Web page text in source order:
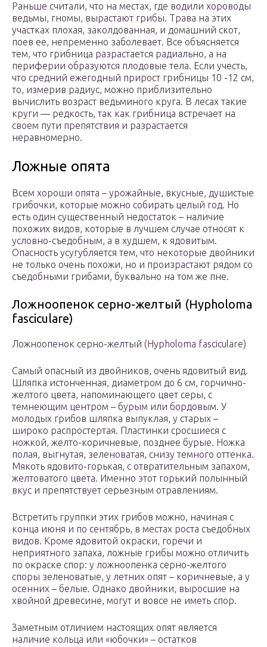
Раньше считали, что на местах, где водили хороводы
ведьмы, гномы, вырастают грибы. Трава на этих
участках плохая, заколдованная, и домашний скот,
поев ее, непременно заболевает. Все объясняется
тем, что грибница разрастается радиально, а на
периферии образуются плодовые тела. Если учесть,
что средний ежегодный прирост грибницы 10 -12 см,
то, измерив радиус, можно приблизительно
вычислить возраст ведьминого круга. В лесах такие
круги — редкость, так как грибница встречает на
своем пути препятствия и разрастается
неравномерно.
Ложные опята
Всем хороши опята – урожайные, вкусные, душистые
грибочки, которые можно собирать целый год. Но
есть один существенный недостаток – наличие
похожих видов, которые в лучшем случае относят к
условно-съедобным, а в худшем, к ядовитым.
Опасность усугубляется тем, что некоторые двойники
не только очень похожи, но и произрастают рядом со
съедобными грибами, буквально на том же пне.
Ложноопенок серно-желтый (Hypholoma
fasciculare)
Ложноопенок серно-желтый (Hypholoma fasciculare)
Самый опасный из двойников, очень ядовитый вид.
Шляпка истонченная, диаметром до 6 см, горчично-
желтого цвета, напоминающего цвет серы, с
темнеющим центром – бурым или бордовым. У
молодых грибов шляпка выпуклая, у старых –
широко распростертая. Пластинки сросшиеся с
ножкой, желто-коричневые, позднее бурые. Ножка
полая, выгнутая, зеленоватая, снизу темного оттенка.
Мякоть ядовито-горькая, с отвратительным запахом,
желтоватого цвета. Именно этот горький полынный
вкус и препятствует серьезным отравлениям.
Встретить группки этих грибов можно, начиная с
конца июня и по сентябрь, в местах роста съедобных
видов. Кроме ядовитой окраски, горечи и
неприятного запаха, ложные грибы можно отличить
по окраске спор: у ложноопенка серно-желтого
споры зеленоватые, у летних опят – коричневые, а у
осенних – белые. Однако двойники, выросшие на
хвойной древесине, могут и вовсе не иметь спор.
Заметным отличием настоящих опят является
наличие кольца или «юбочки» – остатков